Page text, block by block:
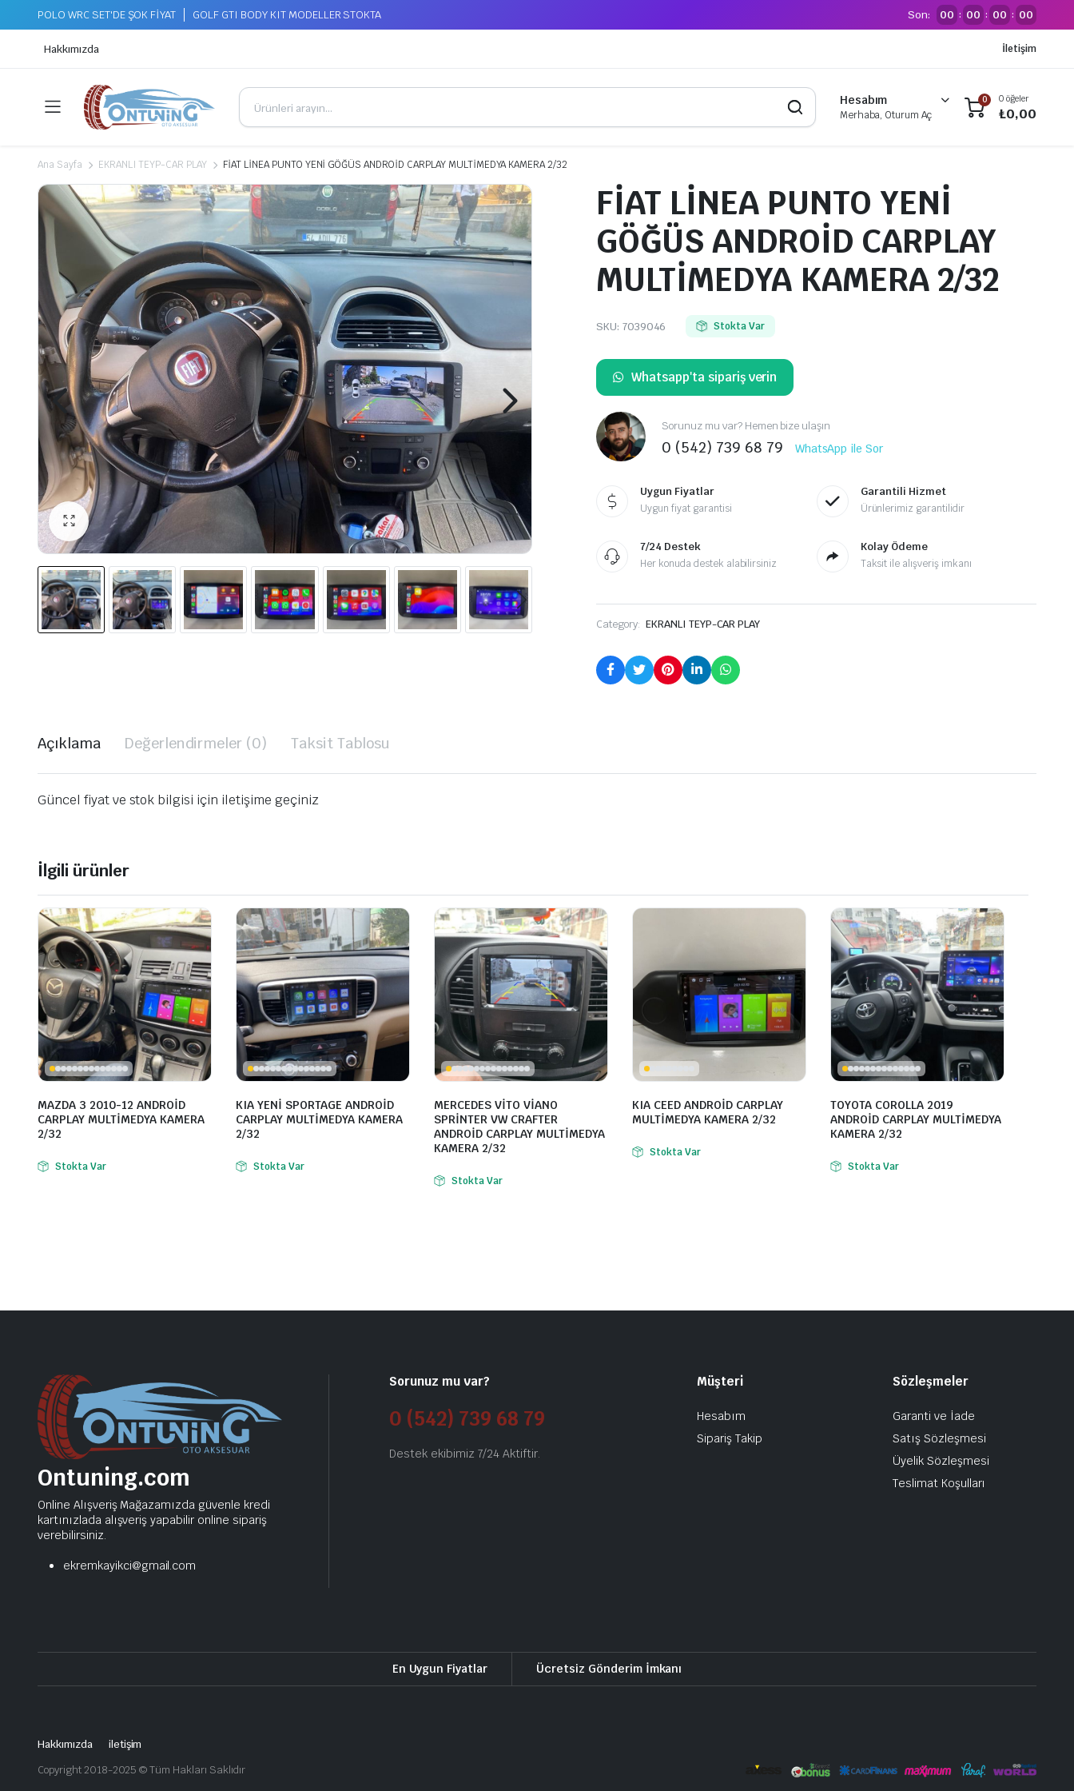
POLO WRC SET'DE ŞOK FİYAT GOLF GTI BODY KIT MODELLER STOKTA Son: 00 : 00 : 00 : 00
Hakkımızda İletişim
Hesabım
Merhaba, Oturum Aç
0 0 öğeler
₺0,00
Ana Sayfa EKRANLI TEYP-CAR PLAY FİAT LİNEA PUNTO YENİ GÖĞÜS ANDROİD CARPLAY MULTİMEDYA KAMERA 2/32
FİAT LİNEA PUNTO YENİ
GÖĞÜS ANDROİD CARPLAY
MULTİMEDYA KAMERA 2/32
SKU: 7039046 Stokta Var
Whatsapp'ta sipariş verin
Sorunuz mu var? Hemen bize ulaşın
0 (542) 739 68 79 WhatsApp ile Sor
Uygun Fiyatlar
Uygun fiyat garantisi
Garantili Hizmet
Ürünlerimiz garantilidir
7/24 Destek
Her konuda destek alabilirsiniz
Kolay Ödeme
Taksit ile alışveriş imkanı
Category: EKRANLI TEYP-CAR PLAY
Açıklama Değerlendirmeler (0) Taksit Tablosu
Güncel fiyat ve stok bilgisi için iletişime geçiniz
İlgili ürünler
MAZDA 3 2010-12 ANDROİD
CARPLAY MULTİMEDYA KAMERA
2/32
Stokta Var
KIA YENİ SPORTAGE ANDROİD
CARPLAY MULTİMEDYA KAMERA
2/32
Stokta Var
MERCEDES VİTO VİANO
SPRİNTER VW CRAFTER
ANDROİD CARPLAY MULTİMEDYA
KAMERA 2/32
Stokta Var
KIA CEED ANDROİD CARPLAY
MULTİMEDYA KAMERA 2/32
Stokta Var
TOYOTA COROLLA 2019
ANDROİD CARPLAY MULTİMEDYA
KAMERA 2/32
Stokta Var
Ontuning.com
Online Alışveriş Mağazamızda güvenle kredi
kartınızlada alışveriş yapabilir online sipariş
verebilirsiniz.
ekremkayikci@gmail.com
Sorunuz mu var?
0 (542) 739 68 79
Destek ekibimiz 7/24 Aktiftir.
Müşteri
Hesabım
Sipariş Takip
Sözleşmeler
Garanti ve İade
Satış Sözleşmesi
Üyelik Sözleşmesi
Teslimat Koşulları
En Uygun Fiyatlar Ücretsiz Gönderim İmkanı
Hakkımızda
iletişim
Copyright 2018-2025 © Tüm Hakları Saklıdır